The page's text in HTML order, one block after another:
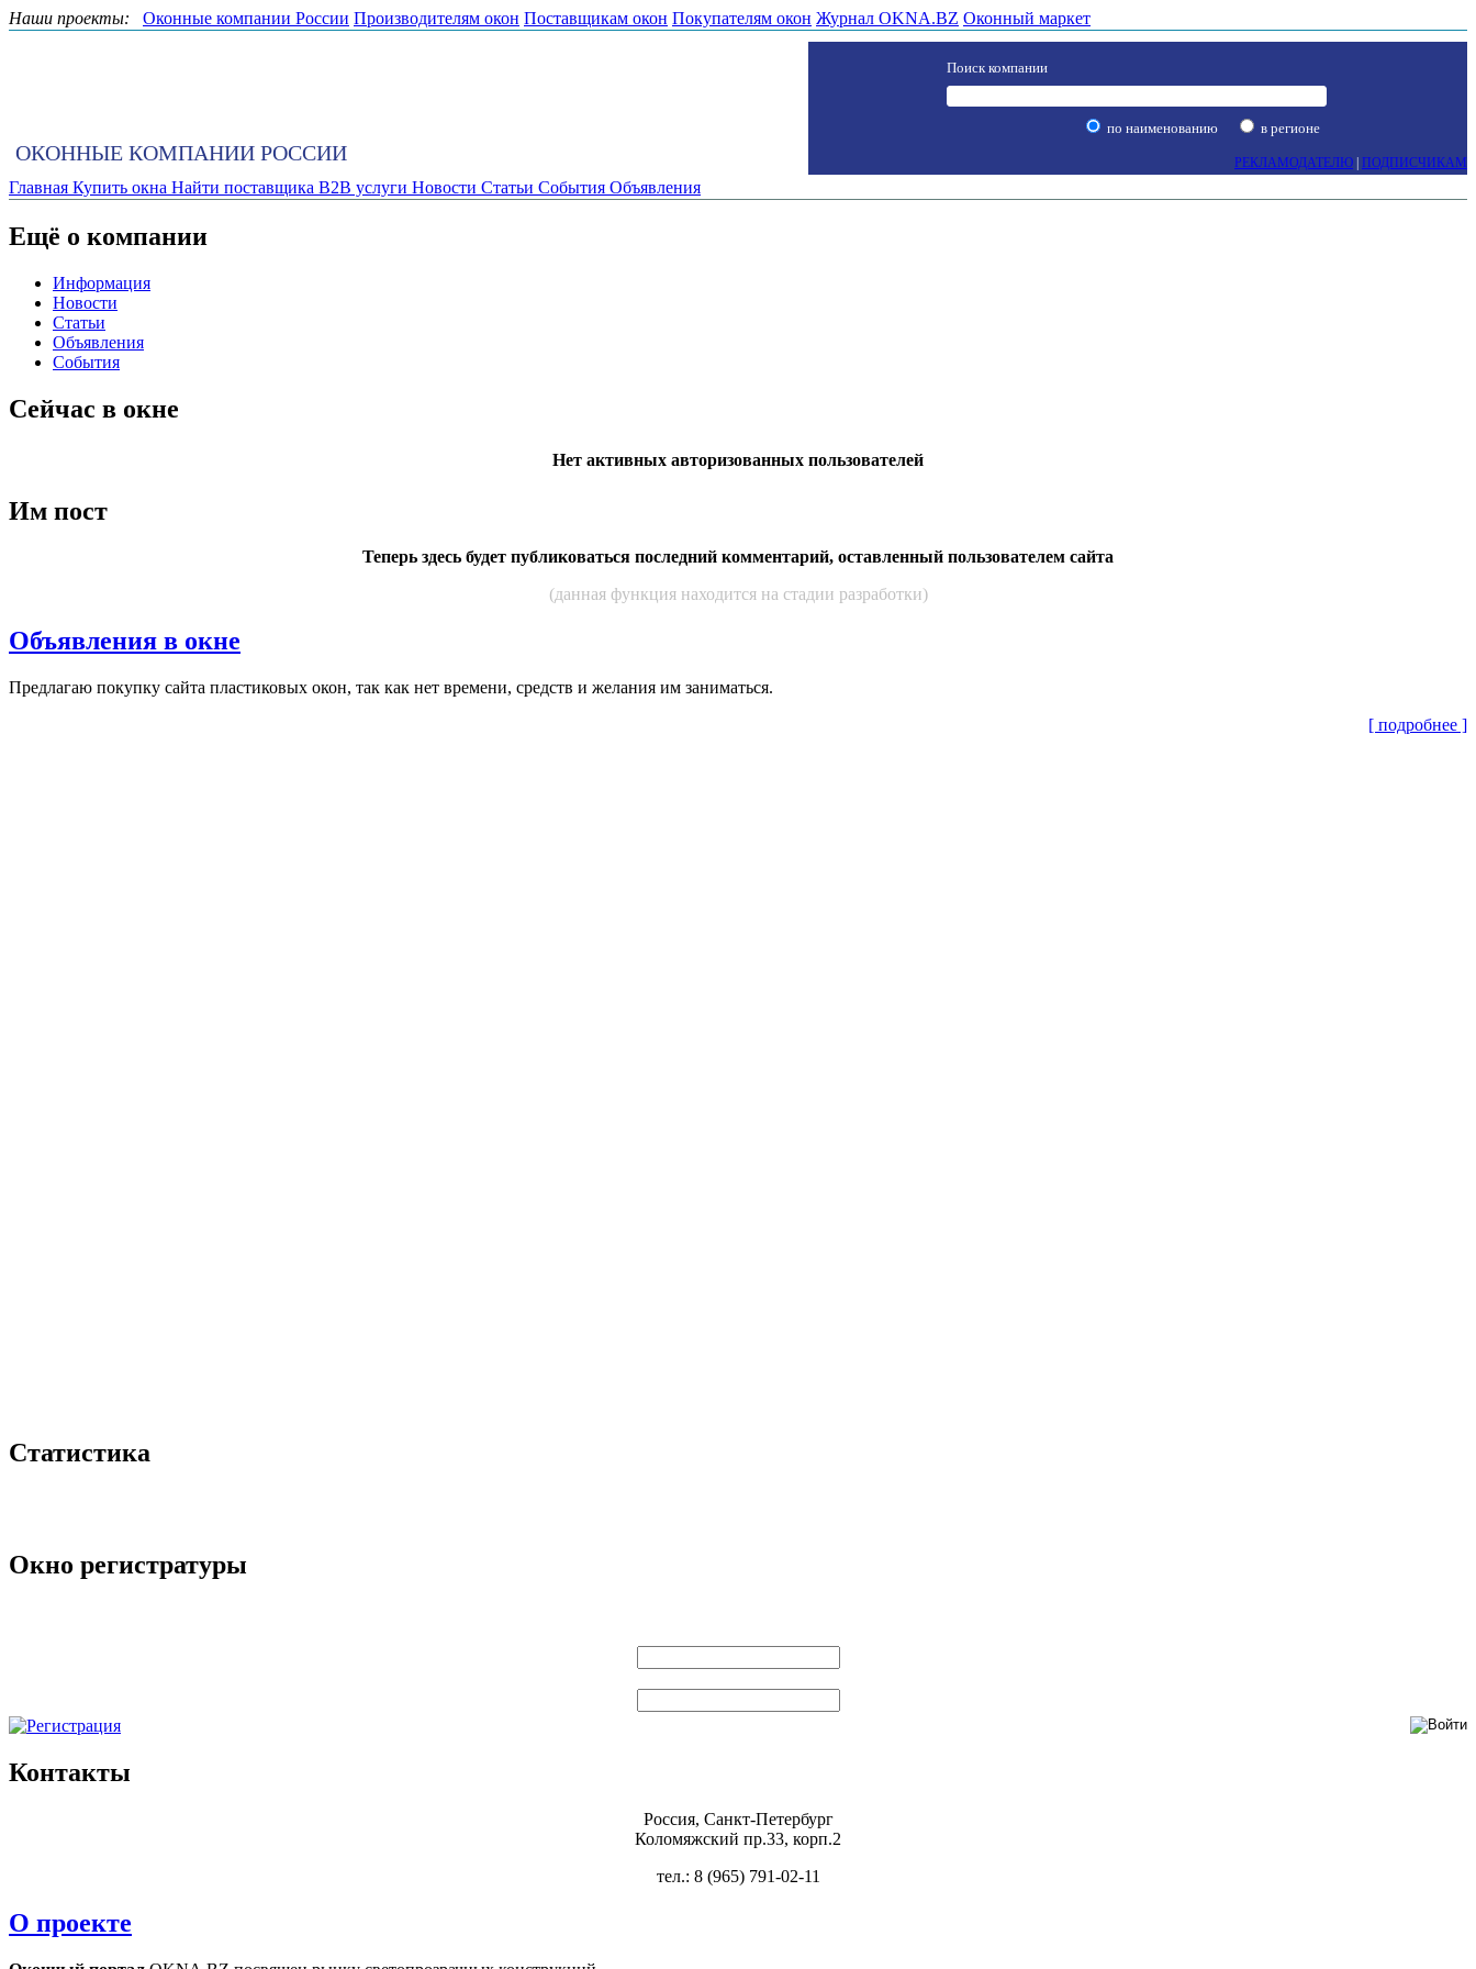
Наши проекты: Оконные компании России Производителям окон Поставщикам окон Покупателям окон Журнал OKNA.BZ Оконный маркет
ОКОННЫЕ КОМПАНИИ РОССИИ
Поиск компании
по наименованию в регионе
РЕКЛАМОДАТЕЛЮ ПОДПИСЧИКАМ
Главная Купить окна Найти поставщика B2B услуги Новости Статьи События Объявления
Ещё о компании
Информация
Новости
Статьи
Объявления
События
Сейчас в окне
Нет активных авторизованных пользователей
Им пост
Теперь здесь будет публиковаться последний комментарий, оставленный пользователем сайта
(данная функция находится на стадии разработки)
Объявления в окне
Пред­ла­гаю по­куп­ку сай­та плас­ти­ковых окон, так как нет вре­мени, средств и же­лания им за­нимать­ся.
[ подробнее ]
Статистика
Окно регистратуры
Контакты
Россия, Санкт-Петербург
Коломяжский пр.33, корп.2
тел.: 8 (965) 791-02-11
О проекте